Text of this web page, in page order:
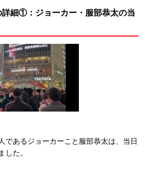
細①：ジョーカー・服部恭太の当
であるジョーカーこと服部恭太は、当日
した。